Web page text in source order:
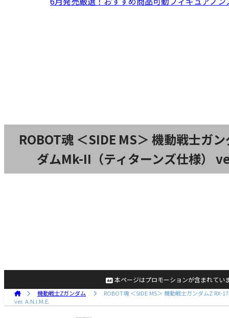
ROBOT魂 ＜SIDE MS＞ 機動戦士ガ
ダムMk-II（ティターンズ仕様）
本ページはプロモーションが含まれてい
機動戦士Zガンダム
ROBOT魂 ＜SIDE MS＞ 機動戦士ガンダムZ RX-
ver. A.N.I.M.E.